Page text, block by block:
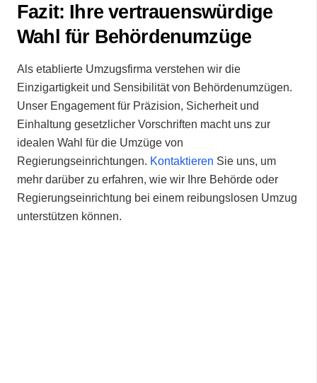
Fazit: Ihre vertrauenswürdige
Wahl für Behördenumzüge
Als etablierte Umzugsfirma verstehen wir die
Einzigartigkeit und Sensibilität von Behördenumzügen.
Unser Engagement für Präzision, Sicherheit und
Einhaltung gesetzlicher Vorschriften macht uns zur
idealen Wahl für die Umzüge von
Regierungseinrichtungen. Kontaktieren Sie uns, um
mehr darüber zu erfahren, wie wir Ihre Behörde oder
Regierungseinrichtung bei einem reibungslosen Umzug
unterstützen können.